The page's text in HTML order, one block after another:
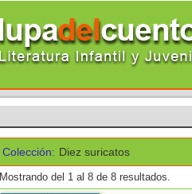
Colección: Diez suricatos
Mostrando del 1 al 8 de 8 resultados.